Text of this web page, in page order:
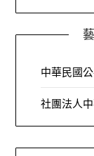
中華民國
社團法人